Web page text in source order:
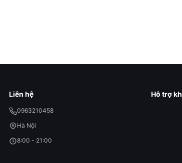
Liên hệ
0963210458
Hà Nội
8:00 - 21:00
Hỗ trợ